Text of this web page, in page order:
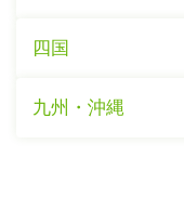
四国
九州・沖縄